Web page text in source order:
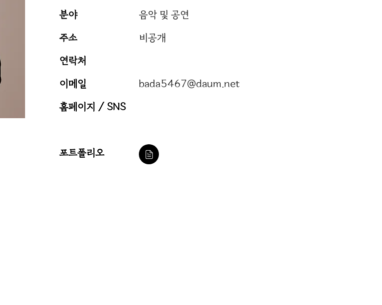
분야
주소
​연락처
이메일
홈페이지 / SNS
포트폴리오
음악 및 공연
​비공개
bada5467@daum.net